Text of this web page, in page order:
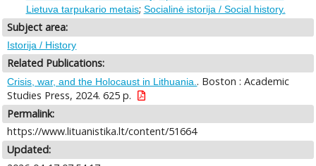
Lietuva tarpukario metais; Socialinė istorija / Social history.
Subject area:
Istorija / History
Related Publications:
Crisis, war, and the Holocaust in Lithuania. . Boston : Academic
Studies Press, 2024. 625 p.
Permalink:
https://www.lituanistika.lt/content/51664
Updated: